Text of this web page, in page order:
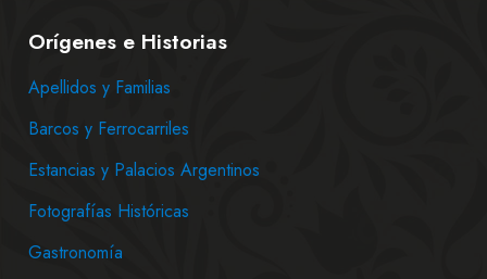
Orígenes e Historias
Apellidos y Familias
Barcos y Ferrocarriles
Estancias y Palacios Argentinos
Fotografías Históricas
Gastronomía